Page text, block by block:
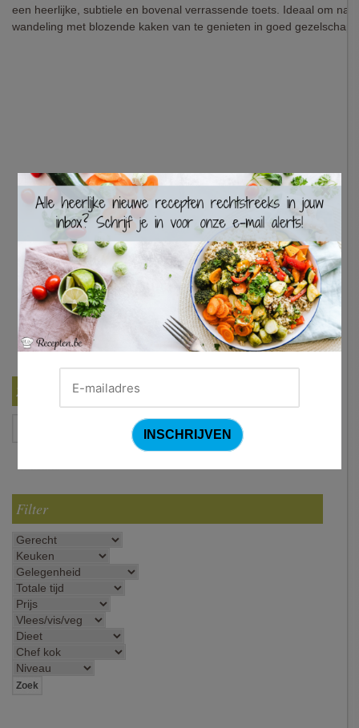
een heerlijke, subtiele en bovenal verrassende toets. Ideaal om na
wandeling met blozende kaken van te genieten in goed gezelschap.
Zoek een recept
Filter
×